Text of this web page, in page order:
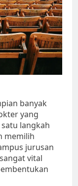
banyak
yang
langkah
memilih
jurusan
vital